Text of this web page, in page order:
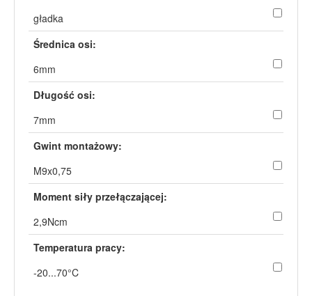
gładka
Średnica osi:
6mm
Długość osi:
7mm
Gwint montażowy:
M9x0,75
Moment siły przełączającej:
2,9Ncm
Temperatura pracy:
-20...70°C